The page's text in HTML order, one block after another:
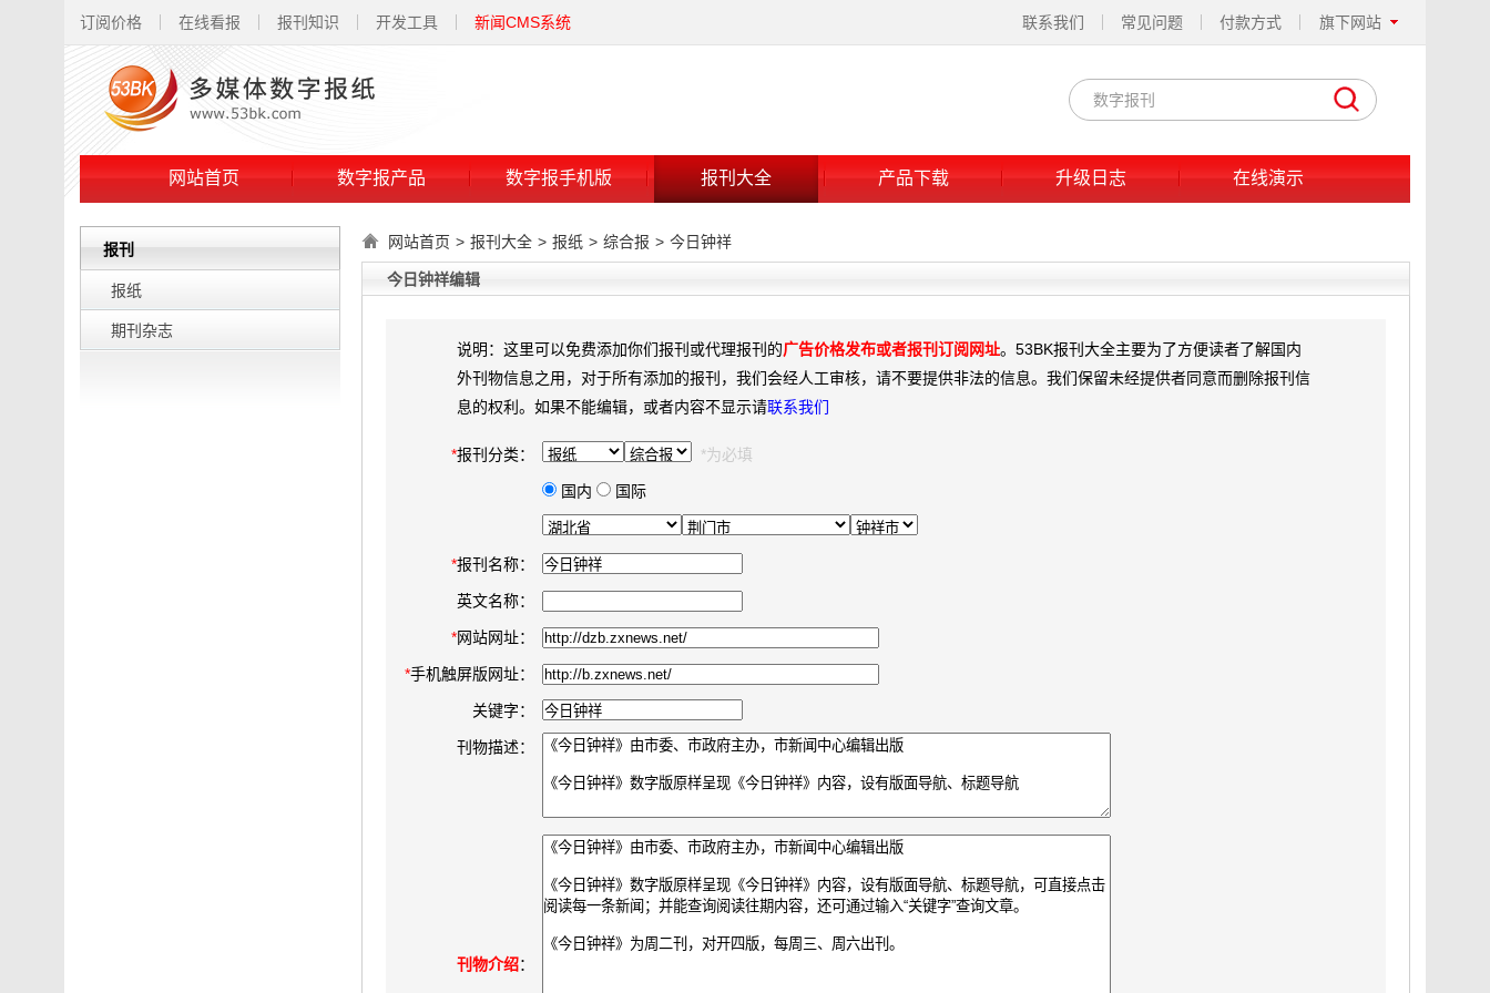
订阅价格 在线看报 报刊知识 开发工具 新闻CMS系统 旗下网站
付款方式
常见问题
联系我们
网站首页 数字报产品 数字报手机版 报刊大全 产品下载 升级日志 在线演示
报刊
报纸
期刊杂志
网站首页 > 报刊大全 > 报纸 > 综合报 > 今日钟祥
今日钟祥编辑
说明：这里可以免费添加你们报刊或代理报刊的广告价格发布或者报刊订阅网址。53BK报刊大全主要为了方便读者了解国内
外刊物信息之用，对于所有添加的报刊，我们会经人工审核，请不要提供非法的信息。我们保留未经提供者同意而删除报刊信
息的权利。如果不能编辑，或者内容不显示请联系我们
*报刊分类： *为必填
国内 国际
*报刊名称：
英文名称：
*网站网址：
*手机触屏版网址：
关键字：
刊物描述：
刊物介绍：